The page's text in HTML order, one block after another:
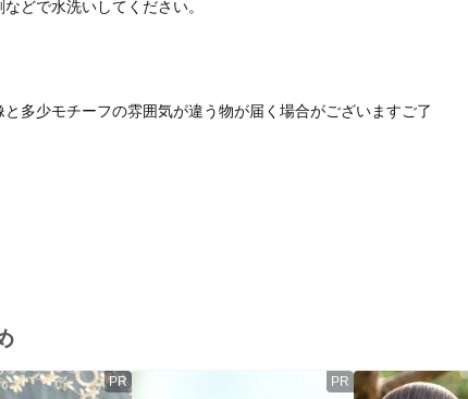
多少モチーフの雰囲気が違う物が届く場合がございますご了
PR PR